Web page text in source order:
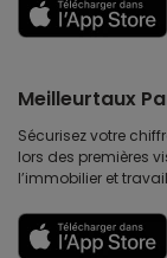
Meilleurtaux
Sécurisez votre
lors des premières
l’immobilier et